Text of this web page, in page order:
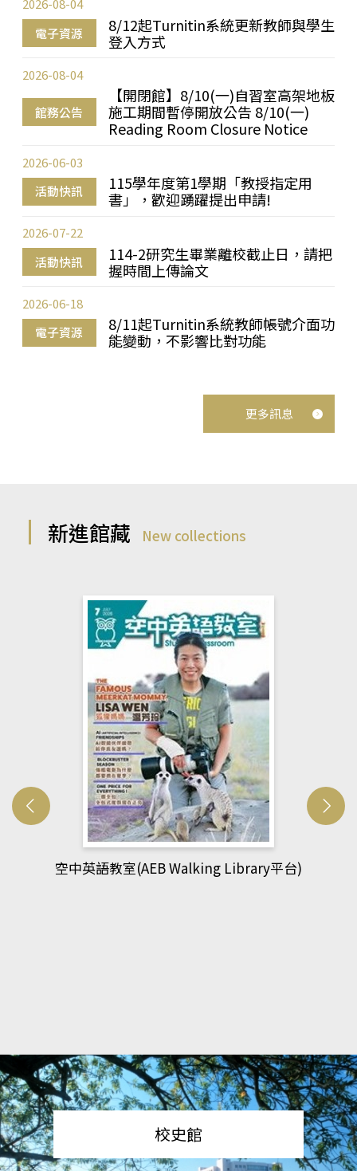
電子資源
8/12起Turnitin系統更新教師與學生
登入方式
2026-08-04
館務公告
【開閉館】8/10(一)自習室高架地板
施工期間暫停開放公告 8/10(一)
Reading Room Closure Notice
2026-08-04
活動快訊
115學年度第1學期「教授指定用
書」，歡迎踴躍提出申請!
2026-06-03
活動快訊
114-2研究生畢業離校截止日，請把
握時間上傳論文
2026-07-22
電子資源
8/11起Turnitin系統教師帳號介面功
能變動，不影響比對功能
2026-06-18
更多訊息
新進館藏 New collections
網管人(kono平台)
校史館